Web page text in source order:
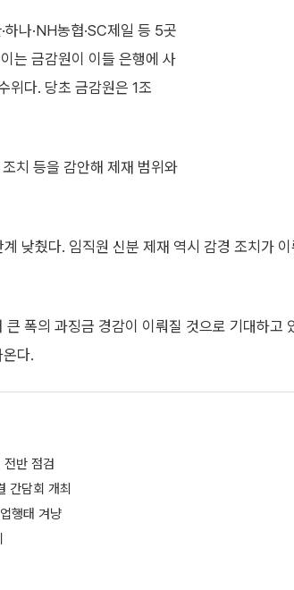
나·NH농협·SC제일 등 5곳
는 금감원이 이들 은행에 사
다. 당초 금감원은 1조
치 등을 감안해 제재 범위와
낮췄다. 임직원 신분 제재 역시 감경 조치가 이
폭의 과징금 경감이 이뤄질 것으로 기대하고
다.
전반 점검
간담회 개최
행태 겨냥